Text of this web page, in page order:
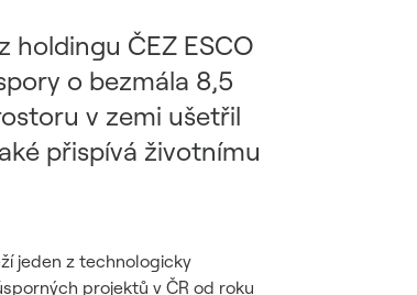
ČEZ ESCO
o bezmála 8,5
v zemi ušetřil
přispívá životnímu
jeden z technologicky
projektů v ČR od roku